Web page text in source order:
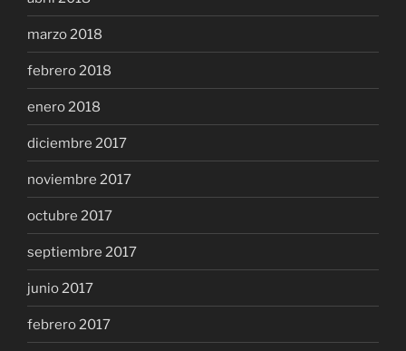
marzo 2018
febrero 2018
enero 2018
diciembre 2017
noviembre 2017
octubre 2017
septiembre 2017
junio 2017
febrero 2017